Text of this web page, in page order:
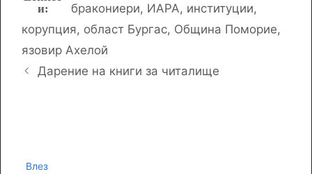
бракониери, ИАРА, институции,
корупция, област Бургас, Община Поморие,
язовир Ахелой
Дарение на книги за читалище
Влез